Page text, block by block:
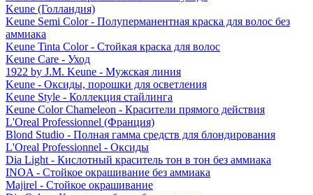
Keune (Голландия)
Keune Semi Color - Полуперманентная краска для волос без
аммиака
Keune Tinta Color - Стойкая краска для волос
Keune Care - Уход
1922 by J.M. Keune - Мужская линия
Keune - Оксиды, порошки для осветления
Keune Style - Коллекция стайлинга
Keune Color Chameleon - Красители прямого действия
L'Oreal Professionnel (Франция)
Blond Studio - Полная гамма средств для блондирования
L'Oreal Professionnel - Оксиды
Dia Light - Кислотный краситель тон в тон без аммиака
INOA - Стойкое окрашивание без аммиака
Majirel - Стойкое окрашивание